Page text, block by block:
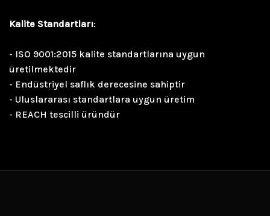
Kalite Standartları:
- ISO 9001:2015 kalite standartlarına uygun
üretilmektedir
- Endüstriyel saflık derecesine sahiptir
- Uluslararası standartlara uygun üretim
- REACH tescilli üründür